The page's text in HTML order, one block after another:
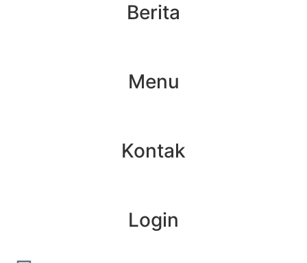
Berita
Menu
Kontak
Login